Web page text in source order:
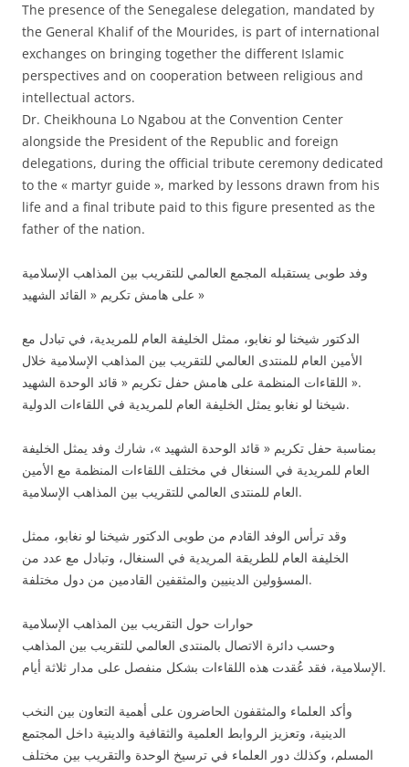
The presence of the Senegalese delegation, mandated by
the General Khalif of the Mourides, is part of international
exchanges on bringing together the different Islamic
perspectives and on cooperation between religious and
intellectual actors.
Dr. Cheikhouna Lo Ngabou at the Convention Center
alongside the President of the Republic and foreign
delegations, during the official tribute ceremony dedicated
to the « martyr guide », marked by lessons drawn from his
life and a final tribute paid to this figure presented as the
father of the nation.
وفد طوبى يستقبله المجمع العالمي للتقريب بين المذاهب الإسلامية
على هامش تكريم « القائد الشهيد »
الدكتور شيخنا لو نغابو، ممثل الخليفة العام للمريدية، في تبادل مع
الأمين العام للمنتدى العالمي للتقريب بين المذاهب الإسلامية خلال
اللقاءات المنظمة على هامش حفل تكريم « قائد الوحدة الشهيد ».
شيخنا لو نغابو يمثل الخليفة العام للمريدية في اللقاءات الدولية.
بمناسبة حفل تكريم « قائد الوحدة الشهيد »، شارك وفد يمثل الخليفة
العام للمريدية في السنغال في مختلف اللقاءات المنظمة مع الأمين
العام للمنتدى العالمي للتقريب بين المذاهب الإسلامية.
وقد ترأس الوفد القادم من طوبى الدكتور شيخنا لو نغابو، ممثل
الخليفة العام للطريقة المريدية في السنغال، وتبادل مع عدد من
المسؤولين الدينيين والمثقفين القادمين من دول مختلفة.
حوارات حول التقريب بين المذاهب الإسلامية
وحسب دائرة الاتصال بالمنتدى العالمي للتقريب بين المذاهب
الإسلامية، فقد عُقدت هذه اللقاءات بشكل منفصل على مدار ثلاثة أيام.
وأكد العلماء والمثقفون الحاضرون على أهمية التعاون بين النخب
الدينية، وتعزيز الروابط العلمية والثقافية والدينية داخل المجتمع
المسلم، وكذلك دور العلماء في ترسيخ الوحدة والتقريب بين مختلف